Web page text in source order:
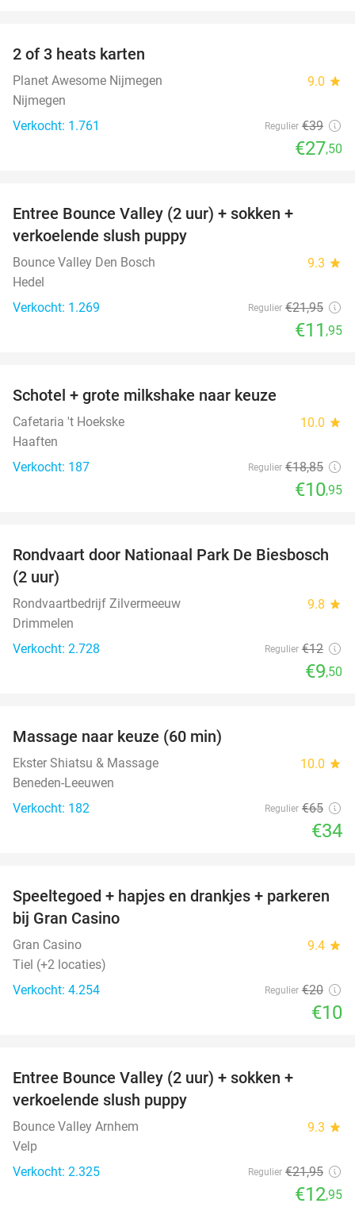
2 of 3 heats karten
Planet Awesome Nijmegen 9.0 star
Nijmegen
Verkocht: 1.761
Regulier €39
€27,50
Entree Bounce Valley (2 uur) + sokken +
verkoelende slush puppy
Bounce Valley Den Bosch 9.3 star
Hedel
Verkocht: 1.269
Regulier €21,95
€11 ,95
Schotel + grote milkshake naar keuze
Cafetaria 't Hoekske 10.0 star
Haaften
Verkocht: 187
Regulier €18,85
€10,95
21%
Rondvaart door Nationaal Park De Biesbosch
(2 uur)
Rondvaartbedrijf Zilvermeeuw 9.8 star
Drimmelen
Verkocht: 2.728
Regulier €12
€9,50
Massage naar keuze (60 min)
Ekster Shiatsu & Massage 10.0 star
Beneden-Leeuwen
Verkocht: 182
Regulier €65
€34
50%
Speeltegoed + hapjes en drankjes + parkeren
bij Gran Casino
Gran Casino 9.4 star
Tiel (+2 locaties)
Verkocht: 4.254
Regulier €20
€10
Entree Bounce Valley (2 uur) + sokken +
verkoelende slush puppy
Bounce Valley Arnhem 9.3 star
Velp
Verkocht: 2.325
Regulier €21,95
€12,95